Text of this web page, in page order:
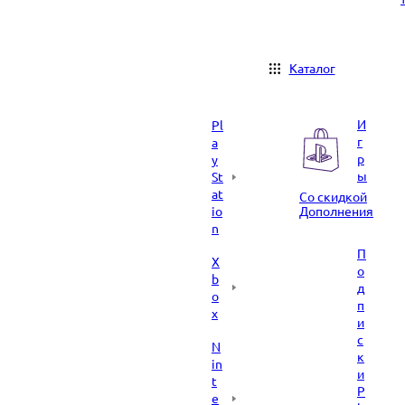
Каталог
Pl
a
y
St
at
io
n
X
b
o
x
N
in
t
e
И
г
р
ы
Со скидкой
Дополнения
П
о
д
п
и
с
к
и
P